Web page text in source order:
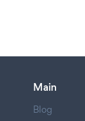
Main
Blog